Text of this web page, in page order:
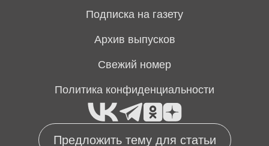
Предложить тему для статьи
Подписка на газету
Архив выпусков
Свежий номер
Политика конфиденциальности